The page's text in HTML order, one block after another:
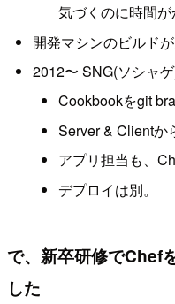
気づくのに時間が
開発マシンのビルド
2012〜 SNG(ソシャ
Cookbookをgit
Server & Clientか
アプリ担当も、
デプロイは別。
で、新卒研修でChef
した